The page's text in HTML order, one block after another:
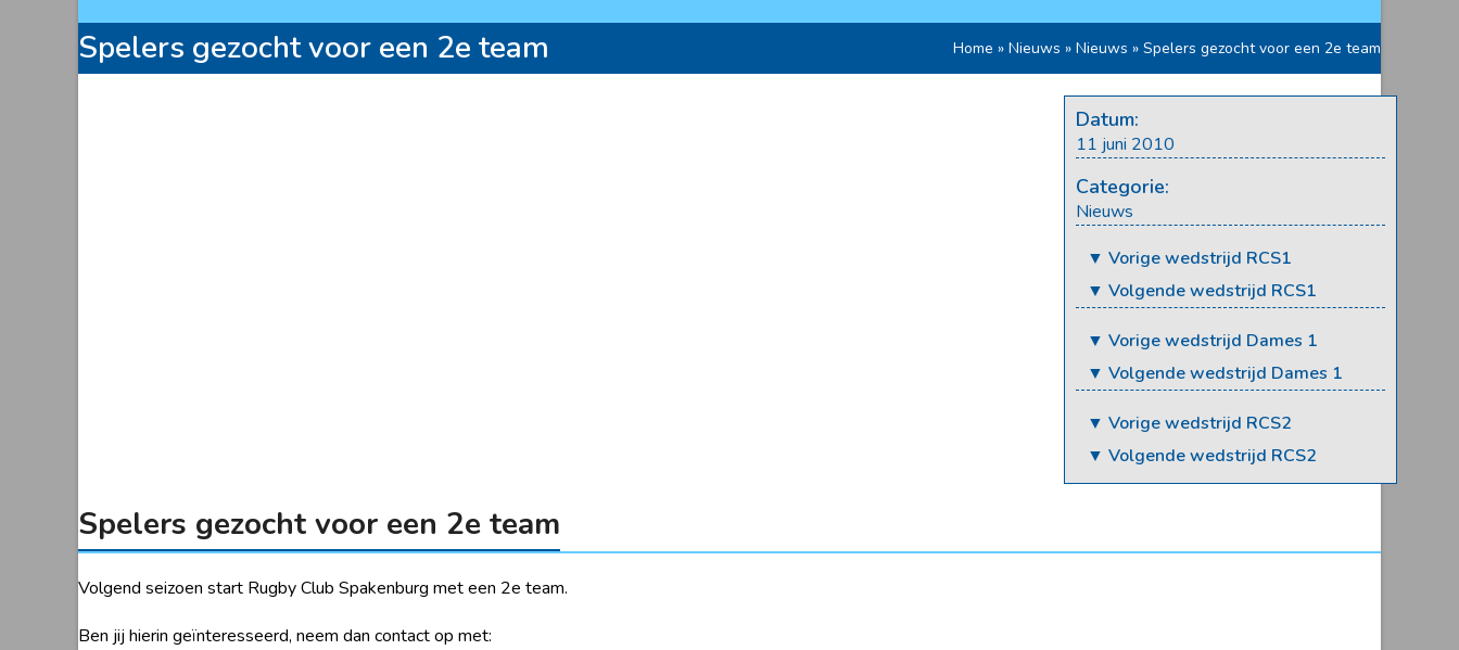
Spelers gezocht voor een 2e team Home » Nieuws » Nieuws » Spelers gezocht voor een 2e team
Datum:
11 juni 2010
Categorie:
Nieuws
▼ Vorige wedstrijd RCS1
▼ Volgende wedstrijd RCS1
▼ Vorige wedstrijd Dames 1
▼ Volgende wedstrijd Dames 1
▼ Vorige wedstrijd RCS2
▼ Volgende wedstrijd RCS2
Spelers gezocht voor een 2e team
Volgend seizoen start Rugby Club Spakenburg met een 2e team.
Ben jij hierin geïnteresseerd, neem dan contact op met: